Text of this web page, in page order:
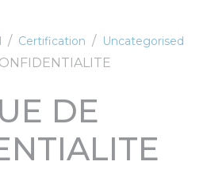
Certification Uncategorised
DE